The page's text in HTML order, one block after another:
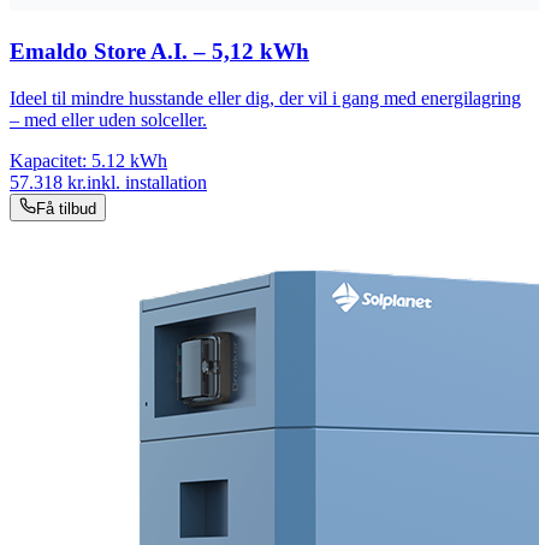
Emaldo Store A.I. – 5,12 kWh
Ideel til mindre husstande eller dig, der vil i gang med energilagring
– med eller uden solceller.
Kapacitet: 5.12 kWh
57.318 kr.inkl. installation
Få tilbud